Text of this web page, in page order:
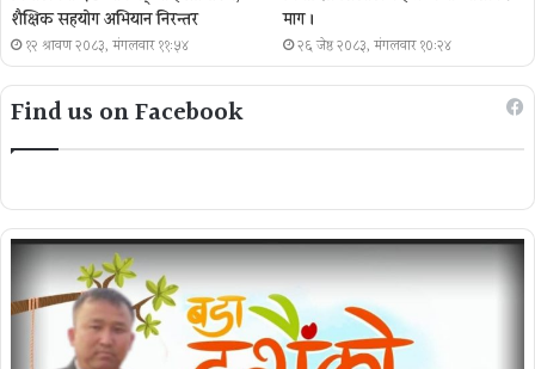
शैक्षिक सहयोग अभियान निरन्तर
१२ श्रावण २०८३, मंगलवार ११:५४
माग ।
२६ जेष्ठ २०८३, मंगलवार १०:२४
Find us on Facebook